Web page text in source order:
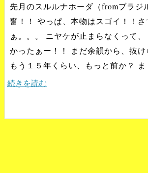
先月のスルルナホーダ（fromブラジ
奮！！ やっぱ、本物はスゴイ！！さ
ぁ。。。 ニヤケが止まらなくって
かったぁー！！ まだ余韻から、抜け
もう１５年くらい、もっと前か？ ま
続きを読む